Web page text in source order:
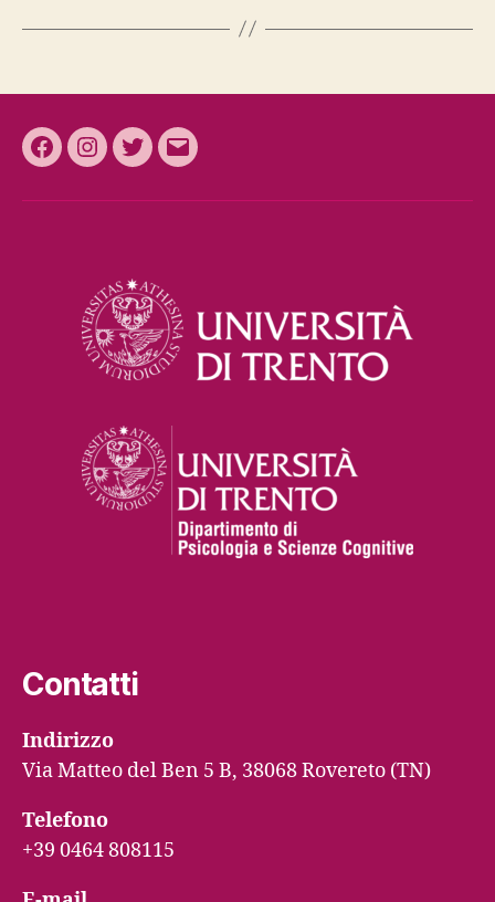
FacebookInstagram
TwitterEmail
Contatti
Indirizzo
Via Matteo del Ben 5 B, 38068 Rovereto (TN)
Telefono
+39 0464 808115